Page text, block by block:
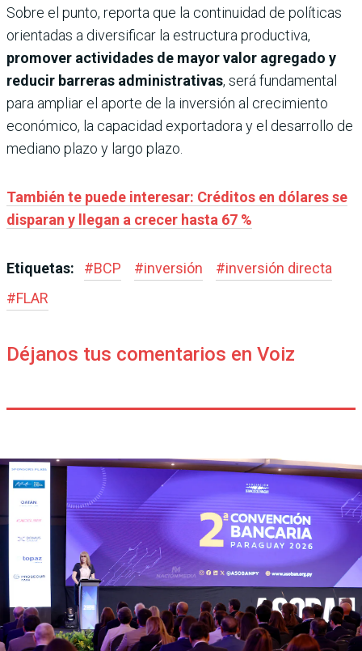
Sobre el punto, reporta que la continuidad de políticas
orientadas a diversificar la estructura productiva,
promover actividades de mayor valor agregado y
reducir barreras administrativas, será fundamental
para ampliar el aporte de la inversión al crecimiento
económico, la capacidad exportadora y el desarrollo de
mediano plazo y largo plazo.
También te puede interesar: Créditos en dólares se
disparan y llegan a crecer hasta 67 %
Etiquetas: #BCP #inversión #inversión directa
#FLAR
Déjanos tus comentarios en Voiz